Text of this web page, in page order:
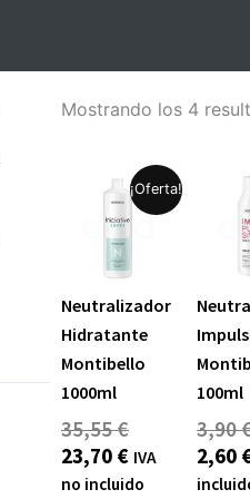
Mostrando los 4
¡Oferta!
Neutralizador
Hidratante
Montibello
1000ml
35,55€
El
precio
original
era:
23,70 €
El
precio
actual
es:
IVA
no incluido
100ml
3,90
2,60